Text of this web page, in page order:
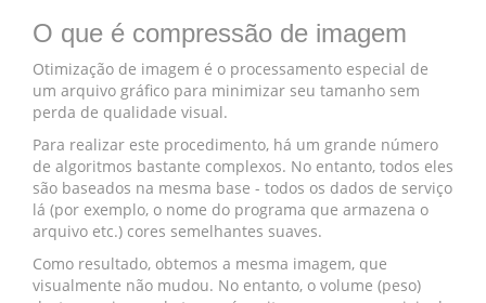
O que é compressão de imagem
Otimização de imagem é o processamento especial de
um arquivo gráfico para minimizar seu tamanho sem
perda de qualidade visual.
Para realizar este procedimento, há um grande número
de algoritmos bastante complexos. No entanto, todos eles
são baseados na mesma base - todos os dados de serviço
lá (por exemplo, o nome do programa que armazena o
arquivo etc.) cores semelhantes suaves.
Como resultado, obtemos a mesma imagem, que
visualmente não mudou. No entanto, o volume (peso)